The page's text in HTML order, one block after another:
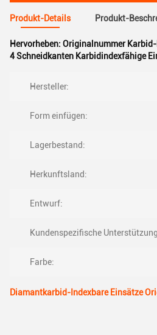
Produkt-Details Produkt-
Hervorheben: Originalnummer
4 Schneidkanten Karbidindexfähige
Hersteller:
Form einfügen:
Lagerbestand:
Herkunftsland:
Entwurf:
Kundenspezifische
Farbe:
Diamantkarbid-Indexbare Einsätze